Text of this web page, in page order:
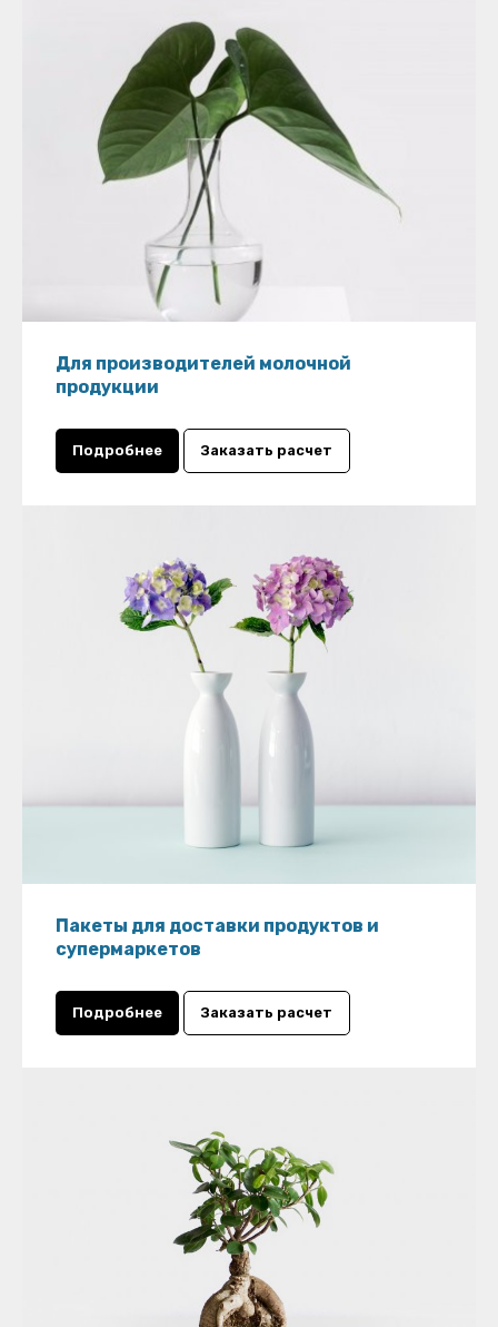
Для производителей молочной
продукции
Подробнее Заказать расчет
Пакеты для доставки продуктов и
супермаркетов
Подробнее Заказать расчет